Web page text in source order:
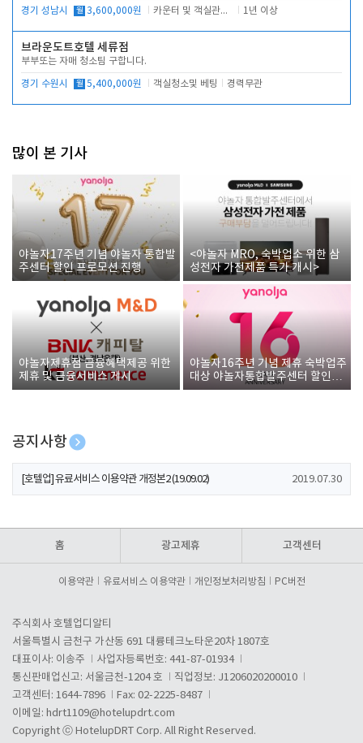
경기 성남시 월 3,600,000원 카운터 및 객실관리 전반 1년 이상
브라운도트호텔 세류점
부부또는 자매 청소팀 구합니다.
경기 수원시 월 5,400,000원 객실청소및 베팅 경력무관
많이 본 기사
야놀자17주년 기념 야놀자 통합발
주센터 할인 프로모션 진행
<야놀자 MRO, 숙박업소 위한 삼
성전자 가전제품 특가 개시>
야놀자제휴점 금융혜택제공 위한
제휴 및 금융서비스 게시
야놀자16주년 기념 제휴 숙박업주
대상 야놀자통합발주센터 할인쿠
폰 증정
공지사항
[호텔업] 개인정보 처리방침 개정본1 (19.09.02)
[호텔업] 유료서비스 이용약관 개정본2 (19.09.02) 2019.07.30
홈 광고제휴 고객센터
이용약관 유료서비스 이용약관 개인정보처리방침 PC버전
주식회사 호텔업디알티
서울특별시 금천구 가산동 691 대륭테크노타운20차 1807호
대표이사: 이송주
사업자등록번호: 441-87-01934
통신판매업신고: 서울금천-1204 호
직업정보: J1206020200010
고객센터: 1644-7896
Fax: 02-2225-8487
이메일: hdrt1109@hotelupdrt.com
Copyright ⓒ HotelupDRT Corp. All Right Reserved.